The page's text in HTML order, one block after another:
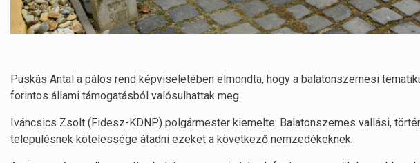
Puskás Antal a pálos rend képviseletében elmondta, hogy a balatonszemesi
forintos állami támogatásból valósulhattak meg.
Iváncsics Zsolt (Fidesz-KDNP) polgármester kiemelte: Balatonszemes vallási,
településnek kötelessége átadni ezeket a következő nemzedékeknek.